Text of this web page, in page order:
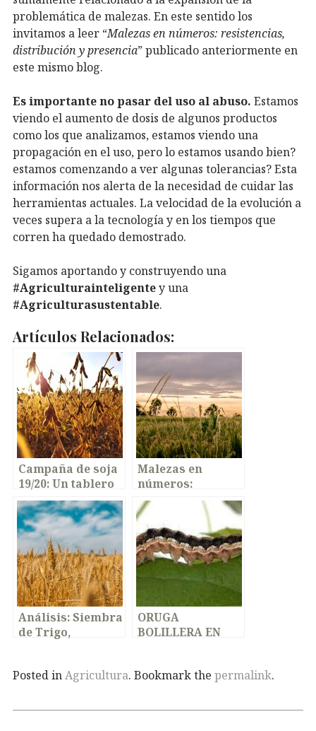
problemática de malezas. En este sentido los
invitamos a leer “Malezas en números: resistencias,
distribución y presencia” publicado anteriormente en
este mismo blog.
Es importante no pasar del uso al abuso. Estamos
viendo el aumento de dosis de algunos productos
como los que analizamos, estamos viendo una
propagación en el uso, pero lo estamos usando bien?
estamos comenzando a ver algunas tolerancias? Esta
información nos alerta de la necesidad de cuidar las
herramientas actuales. La velocidad de la evolución a
veces supera a la tecnología y en los tiempos que
corren ha quedado demostrado.
Sigamos aportando y construyendo una
#Agriculturainteligentey una
#Agriculturasustentable.
Artículos Relacionados:
Campaña de soja
19/20:Un tablero
interactivo, para
que navegues y
saques tus
propias
conclusiones
Malezas en
números:
resistencias,
distribución y
presencia
Análisis:Siembra
de Trigo,
ORUGA
BOLILLERAEN
Posted inAgricultura. Bookmark the permalink.